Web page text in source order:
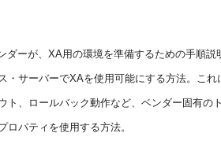
ダーが、XA用の環境を準備するための手順
・サーバーでXAを使用可能にする方法。こ
ト、ロールバック動作など、ベンダー固有の
ロパティを使用する方法。